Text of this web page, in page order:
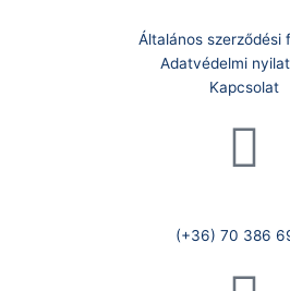
Általános szerződési
Adatvédelmi
Kapcsolat
(+36) 70 386